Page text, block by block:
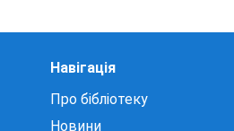
Навігація
Про бібліотеку
Новини